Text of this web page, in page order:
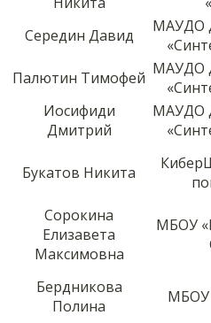
Середин Давид
МАУДО
Палютин Тимофей МАУДО
Иосифиди
Дмитрий
МАУДО
Букатов Никита
Сорокина
Елизавета
Максимовна
МБОУ
Бердникова
Полина
МБОУ